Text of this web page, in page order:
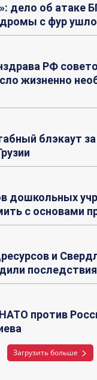
дело об атаке
с фур
РФ
жизненно
блэкаут
дошкольных
с основами
и
против
Загрузить больше